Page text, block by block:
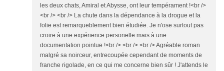
les deux chats, Amiral et Abysse, ont leur tempérament !<br />
<br /> <br /> La chute dans la dépendance à la drogue et la
folie est remarqueblement bien étudiée. Je n'ose surtout pas
croire à une expérience personelle mais à une
documentation pointue !<br /> <br /> <br /> Agréable roman
malgré sa noirceur, entrecoupée cependant de moments de
franche rigolade, en ce qui me concerne bien sûr ! J'attends le